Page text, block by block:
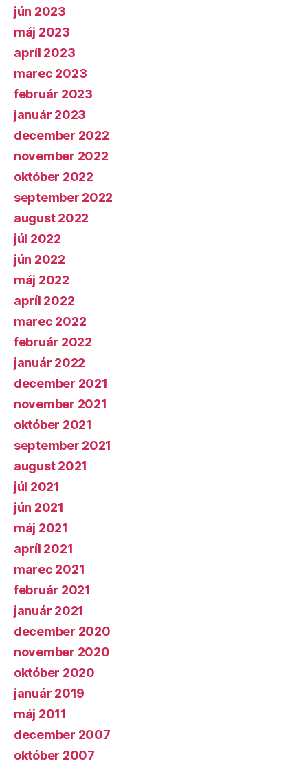
jún 2023
máj 2023
apríl 2023
marec 2023
február 2023
január 2023
december 2022
november 2022
október 2022
september 2022
august 2022
júl 2022
jún 2022
máj 2022
apríl 2022
marec 2022
február 2022
január 2022
december 2021
november 2021
október 2021
september 2021
august 2021
júl 2021
jún 2021
máj 2021
apríl 2021
marec 2021
február 2021
január 2021
december 2020
november 2020
október 2020
január 2019
máj 2011
december 2007
október 2007